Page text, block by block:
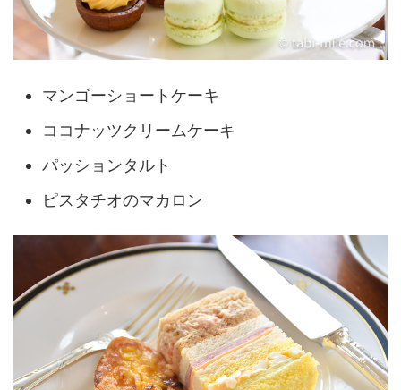
マンゴーショートケーキ
ココナッツクリームケーキ
パッションタルト
ピスタチオのマカロン